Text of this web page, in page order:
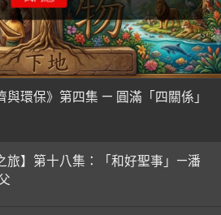
與環保》第四集 — 圓滿「四關係」
旅】第十八集：「和好聖事」—潘